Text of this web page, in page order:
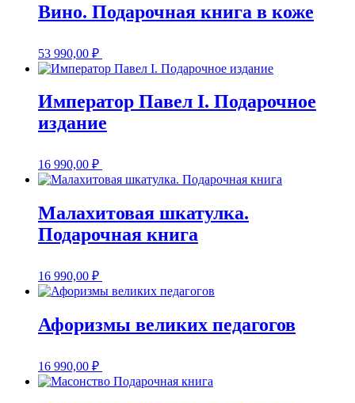
Вино. Подарочная книга в коже
53 990,00 ₽
Император Павел I. Подарочное
издание
16 990,00 ₽
Малахитовая шкатулка.
Подарочная книга
16 990,00 ₽
Афоризмы великих педагогов
16 990,00 ₽